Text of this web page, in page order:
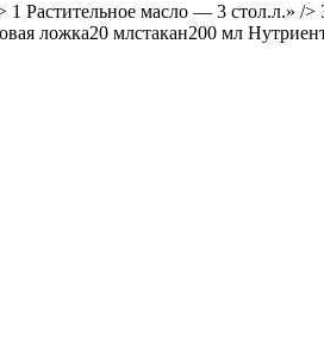
Растительное масло — 3 стол.л.»
ложка20 млстакан200 мл